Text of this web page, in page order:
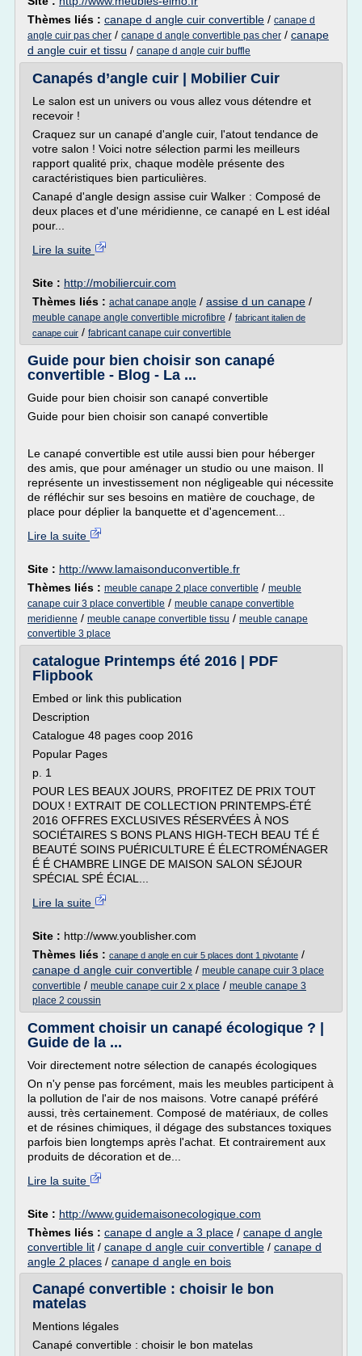
Thèmes liés : canape d angle cuir convertible / canape d
angle cuir pas cher / canape d angle convertible pas cher / canape
d angle cuir et tissu / canape d angle cuir buffle
Canapés d’angle cuir | Mobilier Cuir
Le salon est un univers ou vous allez vous détendre et
recevoir !
Craquez sur un canapé d'angle cuir, l'atout tendance de
votre salon ! Voici notre sélection parmi les meilleurs
rapport qualité prix, chaque modèle présente des
caractéristiques bien particulières.
Canapé d'angle design assise cuir Walker : Composé de
deux places et d'une méridienne, ce canapé en L est idéal
pour...
Lire la suite
Site : http://mobiliercuir.com
Thèmes liés : achat canape angle / assise d un canape /
meuble canape angle convertible microfibre / fabricant italien de
canape cuir / fabricant canape cuir convertible
Guide pour bien choisir son canapé
convertible - Blog - La ...
Guide pour bien choisir son canapé convertible
Guide pour bien choisir son canapé convertible
Le canapé convertible est utile aussi bien pour héberger
des amis, que pour aménager un studio ou une maison. Il
représente un investissement non négligeable qui nécessite
de réfléchir sur ses besoins en matière de couchage, de
place pour déplier la banquette et d'agencement...
Lire la suite
Site : http://www.lamaisonduconvertible.fr
Thèmes liés : meuble canape 2 place convertible / meuble
canape cuir 3 place convertible / meuble canape convertible
meridienne / meuble canape convertible tissu / meuble canape
convertible 3 place
catalogue Printemps été 2016 | PDF
Flipbook
Embed or link this publication
Description
Catalogue 48 pages coop 2016
Popular Pages
p. 1
POUR LES BEAUX JOURS, PROFITEZ DE PRIX TOUT
DOUX ! EXTRAIT DE COLLECTION PRINTEMPS-ÉTÉ
2016 OFFRES EXCLUSIVES RÉSERVÉES À NOS
SOCIÉTAIRES S BONS PLANS HIGH-TECH BEAU TÉ É
BEAUTÉ SOINS PUÉRICULTURE É ÉLECTROMÉNAGER
É É CHAMBRE LINGE DE MAISON SALON SÉJOUR
SPÉCIAL SPÉ ÉCIAL...
Lire la suite
Site : http://www.youblisher.com
Thèmes liés : canape d angle en cuir 5 places dont 1 pivotante /
canape d angle cuir convertible / meuble canape cuir 3 place
convertible / meuble canape cuir 2 x place / meuble canape 3
place 2 coussin
Comment choisir un canapé écologique ? |
Guide de la ...
Voir directement notre sélection de canapés écologiques
On n'y pense pas forcément, mais les meubles participent à
la pollution de l'air de nos maisons. Votre canapé préféré
aussi, très certainement. Composé de matériaux, de colles
et de résines chimiques, il dégage des substances toxiques
parfois bien longtemps après l'achat. Et contrairement aux
produits de décoration et de...
Lire la suite
Site : http://www.guidemaisonecologique.com
Thèmes liés : canape d angle a 3 place / canape d angle
convertible lit / canape d angle cuir convertible / canape d
angle 2 places / canape d angle en bois
Canapé convertible : choisir le bon
matelas
Mentions légales
Canapé convertible : choisir le bon matelas